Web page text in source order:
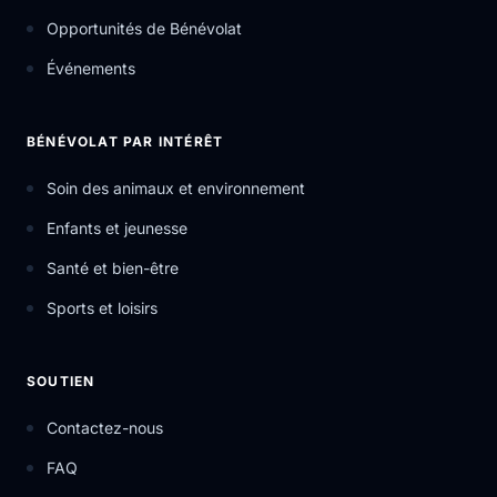
Opportunités de Bénévolat
Événements
BÉNÉVOLAT PAR INTÉRÊT
Soin des animaux et environnement
Enfants et jeunesse
Santé et bien-être
Sports et loisirs
SOUTIEN
Contactez-nous
FAQ